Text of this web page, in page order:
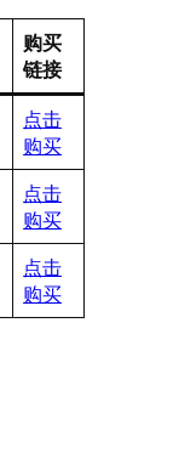
购买
链接
点击
购买
点击
购买
点击
购买